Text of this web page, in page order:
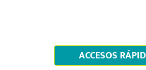
ACCESOS